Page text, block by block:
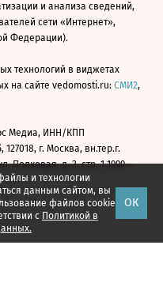
и технологии
данным сайтом, вы
файлов cookie
с Политикой в
ОК
и анализа сведений,
сети «Интернет»,
Федерации).
технологий в виджетах
на сайте vedomosti.ru: СМИ2,
Медиа, ИНН/КПП
127018, г. Москва, вн.тер.г.
Полковая, д. 3, стр. 1 1999—